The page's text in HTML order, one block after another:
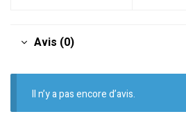
Avis (0)
Il n’y a pas encore d’avis.